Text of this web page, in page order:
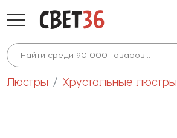
Люстры Хрустальные люстры